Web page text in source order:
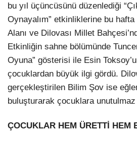
bu yıl üçüncüsünü düzenlediği
Oynayalım” etkinliklerine bu
Alanı ve Dilovası Millet
Etkinliğin sahne bölümünde
Oyuna” gösterisi ile Esin
çocuklardan büyük ilgi gördü.
gerçekleştirilen Bilim Şov ise
buluşturarak çocuklara unutulmaz
ÇOCUKLAR HEM ÜRETTİ HEM